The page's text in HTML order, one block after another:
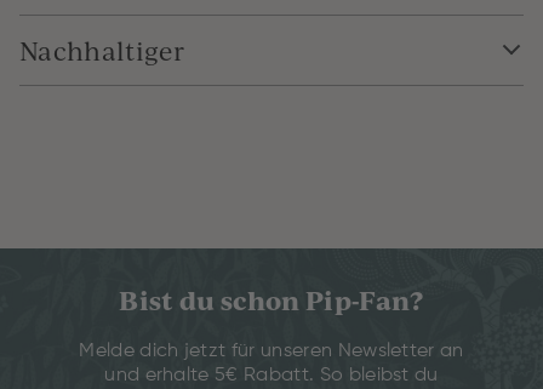
Nachhaltiger
Bist du schon Pip-Fan?
Melde dich jetzt für unseren Newsletter an
und erhalte 5€ Rabatt. So bleibst du